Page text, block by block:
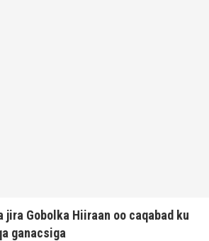
jira Gobolka Hiiraan oo caqabad ku
ganacsiga